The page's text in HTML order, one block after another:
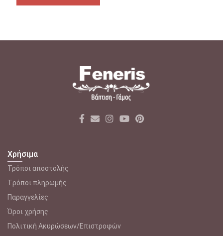
Χρήσιμα
Τρόποι αποστολής
Tρόποι πληρωμής
Παραγγελίες
Όροι χρήσης
Πολιτική Ακυρώσεων/Επιστροφών